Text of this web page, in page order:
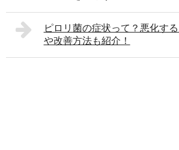
ピロリ菌の症状って？悪化す
や改善方法も紹介！